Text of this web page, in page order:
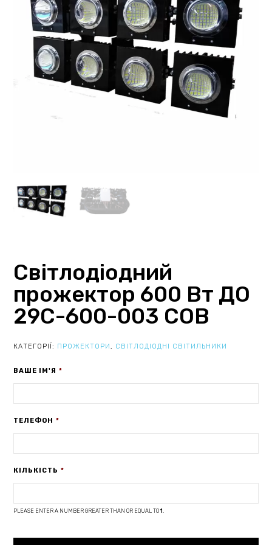
Світлодіодний
прожектор 600 Вт ДО
29С-600-003 COB
КАТЕГОРІЇ: ПРОЖЕКТОРИ СВІТЛОДІОДНІ СВІТИЛЬНИКИ
ВАШЕ ІМ'Я *
ТЕЛЕФОН *
КІЛЬКІСТЬ *
PLEASE ENTER A NUMBER GREATER THAN OR EQUAL TO1